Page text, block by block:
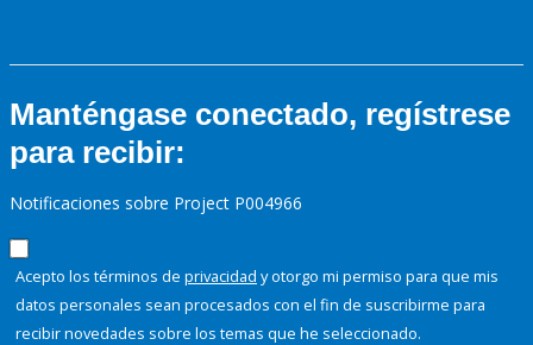
Manténgase conectado, regístrese
para recibir:
Notificaciones sobre Project P004966
Acepto los términos de privacidad y otorgo mi permiso para que mis
datos personales sean procesados con el fin de suscribirme para
recibir novedades sobre los temas que he seleccionado.